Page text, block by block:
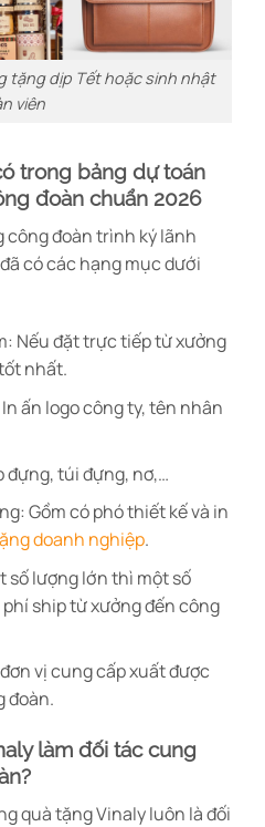
tặng dịp Tết hoặc sinh nhật
viên
trong bảng dự toán
đoàn chuẩn 2026
công đoàn trình ký lãnh
có các hạng mục dưới
Nếu đặt trực tiếp từ xưởng
nhất.
ấn logo công ty, tên nhân
đựng, túi đựng, nơ,…
Gồm có phó thiết kế và in
doanh nghiệp.
số lượng lớn thì một số
ship từ xưởng đến công
vị cung cấp xuất được
đoàn.
làm đối tác cung
quà tặng Vinaly luôn là đối